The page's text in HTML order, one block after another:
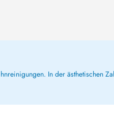
In der ästhetischen